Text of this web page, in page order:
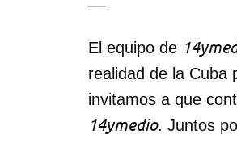
El equipo de
realidad de la Cuba
invitamos a que
14ymedio. Juntos